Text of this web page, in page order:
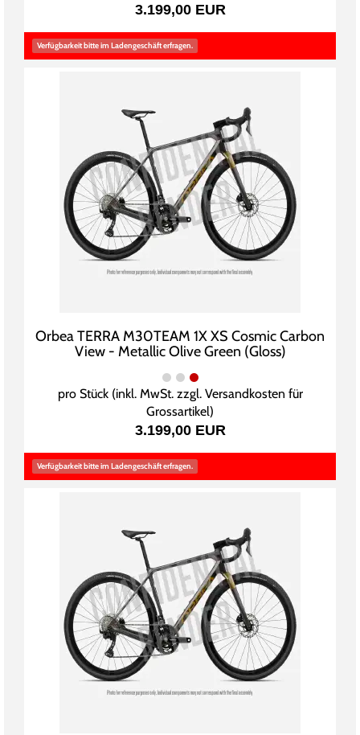
3.199,00 EUR
Verfügbarkeit bitte im Ladengeschäft erfragen.
Orbea TERRA M30TEAM 1X XS Cosmic Carbon
View - Metallic Olive Green (Gloss)
pro Stück (inkl. MwSt. zzgl. Versandkosten für
Grossartikel)
3.199,00 EUR
Verfügbarkeit bitte im Ladengeschäft erfragen.